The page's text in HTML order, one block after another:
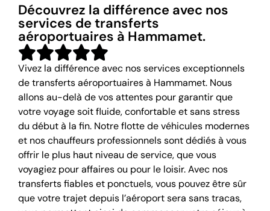
Découvrez la différence avec nos
services de transferts
aéroportuaires à Hammamet.
Vivez la différence avec nos services exceptionnels
de transferts aéroportuaires à Hammamet. Nous
allons au-delà de vos attentes pour garantir que
votre voyage soit fluide, confortable et sans stress
du début à la fin. Notre flotte de véhicules modernes
et nos chauffeurs professionnels sont dédiés à vous
offrir le plus haut niveau de service, que vous
voyagiez pour affaires ou pour le loisir. Avec nos
transferts fiables et ponctuels, vous pouvez être sûr
que votre trajet depuis l’aéroport sera sans tracas,